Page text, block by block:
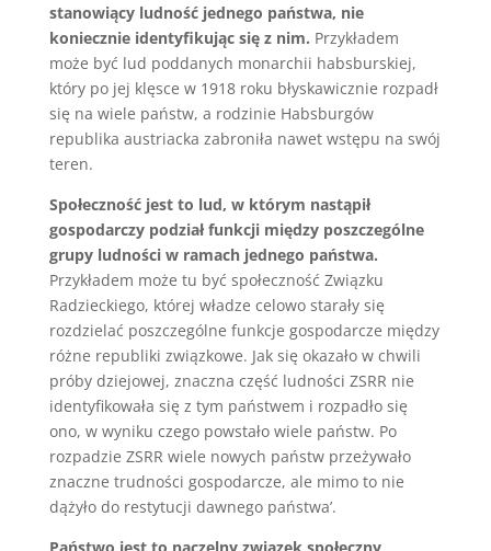
stanowiący ludność jednego państwa, nie
koniecznie identyfikując się z nim. Przykładem
może być lud poddanych monarchii habsburskiej,
który po jej klęsce w 1918 roku błyskawicznie rozpadł
się na wiele państw, a rodzinie Habsburgów
republika austriacka zabroniła nawet wstępu na swój
teren.
Społeczność jest to lud, w którym nastąpił
gospodarczy podział funkcji między poszczególne
grupy ludności w ramach jednego państwa.
Przykładem może tu być społeczność Związku
Radzieckiego, której władze celowo starały się
rozdzielać poszczególne funkcje gospodarcze między
różne republiki związkowe. Jak się okazało w chwili
próby dziejowej, znaczna część ludności ZSRR nie
identyfikowała się z tym państwem i rozpadło się
ono, w wyniku czego powstało wiele państw. Po
rozpadzie ZSRR wiele nowych państw przeżywało
znaczne trudności gospodarcze, ale mimo to nie
dążyło do restytucji dawnego państwa’.